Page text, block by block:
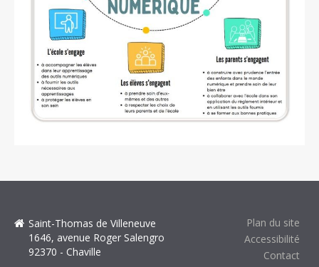
Plan du site
Accessibilité
Contact
Saint-Thomas de Villeneuve
1646, avenue Roger Salengro
92370 - Chaville